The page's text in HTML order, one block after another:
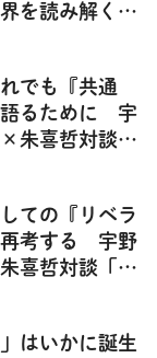
を読み解く、
2019年】
でも『共通
語るために 宇
朱喜哲対談
編【バラバラ
共に生きる】
ての『リベラ
再考する 宇野
喜哲対談「バ
編【バラバラな
」はいかに誕生